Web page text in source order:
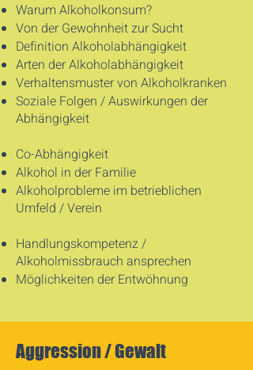
Warum Alkoholkonsum?
Von der Gewohnheit zur Sucht
Definition Alkoholabhängigkeit
Arten der Alkoholabhängigkeit
Verhaltensmuster von Alkoholkranken
Soziale Folgen / Auswirkungen der
Abhängigkeit
Co-Abhängigkeit
Alkohol in der Familie
Alkoholprobleme im betrieblichen
Umfeld / Verein
Handlungskompetenz /
Alkoholmissbrauch ansprechen
Möglichkeiten der Entwöhnung
Aggression / Gewalt